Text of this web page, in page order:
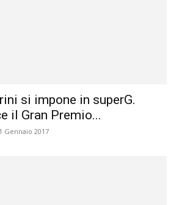
si impone in superG.
il Gran Premio...
Gennaio 2017